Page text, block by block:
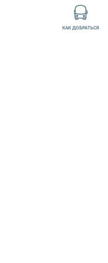
КАК ДОБРАТЬСЯ